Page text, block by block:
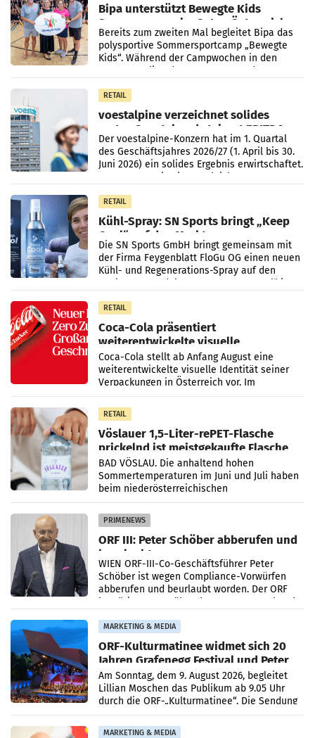
Bipa unterstützt Bewegte Kids
Sommercamps im Osten Österreichs
Bereits zum zweiten Mal begleitet Bipa das
polysportive Sommersportcamp „Bewegte
Kids“. Während der Campwochen in den
Monaten Juli und August versorgt das
RETAIL
voestalpine verzeichnet solides
erstes Quartal und steigert EBITDA
Der voestalpine-Konzern hat im 1. Quartal
des Geschäftsjahres 2026/27 (1. April bis 30.
Juni 2026) ein solides Ergebnis erwirtschaftet.
Der Umsatz stieg im Vergleich zur
RETAIL
Kühl-Spray: SN Sports bringt „Keep
Cool“ auf den Markt
Die SN Sports GmbH bringt gemeinsam mit
der Firma Feygenblatt FloGu OG einen neuen
Kühl- und Regenerations-Spray auf den
Markt. Das Produkt namens „Keep Cool“ ist zu
RETAIL
Coca-Cola präsentiert
weiterentwickelte visuelle
Markenidentität
Coca-Cola stellt ab Anfang August eine
weiterentwickelte visuelle Identität seiner
Verpackungen in Österreich vor. Im
Mittelpunkt des Redesigns stehen zentrale
Gestaltungselemente
RETAIL
Vöslauer 1,5-Liter-rePET-Flasche
prickelnd ist meistgekaufte Flasche
Österreichs
BAD VÖSLAU. Die anhaltend hohen
Sommertemperaturen im Juni und Juli haben
beim niederösterreichischen
Getränkehersteller Vöslauer zu deutlichen
Absatzzuwächsen geführt. Während
PRIMENEWS
ORF III: Peter Schöber abberufen und
beurlaubt
WIEN ORF-III-Co-Geschäftsführer Peter
Schöber ist wegen Compliance-Vorwürfen
abberufen und beurlaubt worden. Der ORF
bestätigte gegenüber der APA entsprechende
MARKETING & MEDIA
ORF-Kulturmatinee widmet sich 20
Jahren Grafenegg Festival und Peter
Simonischek
Am Sonntag, dem 9. August 2026, begleitet
Lillian Moschen das Publikum ab 9.05 Uhr
durch die ORF-„Kulturmatinee“. Die Sendung
startet mit der Dokumentation „20 Jahre
Grafenegg
MARKETING & MEDIA